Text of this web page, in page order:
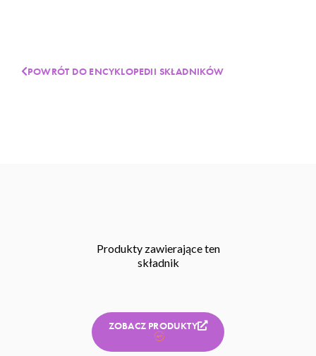
POWRÓT DO ENCYKLOPEDII SKŁADNIKÓW
Produkty zawierające ten
składnik
ZOBACZ PRODUKTY